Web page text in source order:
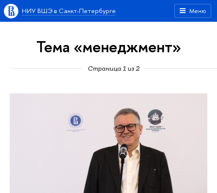
Меню
НИУ ВШЭ в Санкт-Петербурге
Тема «менеджмент»
Страница 1 из 2